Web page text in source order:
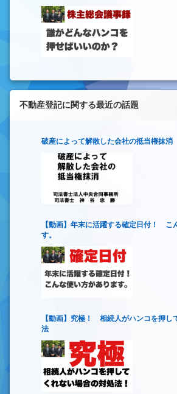
不動産登記に関する最近の話題
破産によって解散した会社の抵当権抹消
【動画】年末に活躍する確定日付！ こ
す。
【動画】究極！ 相続人がハンコを押し
法